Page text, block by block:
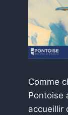
Comme
Pontoise
accueillir